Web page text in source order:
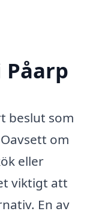
beslut som
om
eller
viktigt att
En av